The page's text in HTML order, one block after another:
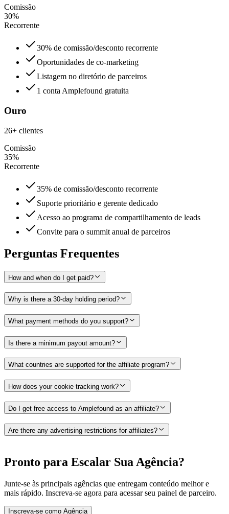
Comissão
30%
Recorrente
30% de comissão/desconto recorrente
Oportunidades de co-marketing
Listagem no diretório de parceiros
1 conta Amplefound gratuita
Ouro
26+ clientes
Comissão
35%
Recorrente
35% de comissão/desconto recorrente
Suporte prioritário e gerente dedicado
Acesso ao programa de compartilhamento de leads
Convite para o summit anual de parceiros
Perguntas Frequentes
How and when do I get paid?
Why is there a 30-day holding period?
What payment methods do you support?
Is there a minimum payout amount?
What countries are supported for the affiliate program?
How does your cookie tracking work?
Do I get free access to Amplefound as an affiliate?
Are there any advertising restrictions for affiliates?
Pronto para Escalar Sua Agência?
Junte-se às principais agências que entregam conteúdo melhor e
mais rápido. Inscreva-se agora para acessar seu painel de parceiro.
Inscreva-se como Agência